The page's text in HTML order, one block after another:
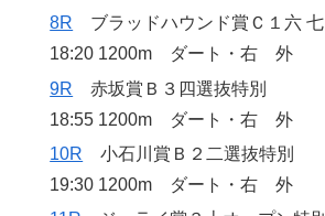
8R ブラッドハウンド賞Ｃ１六 七
18:20 1200m ダート・右 外
9R 赤坂賞Ｂ３四選抜特別
18:55 1200m ダート・右 外
10R 小石川賞Ｂ２二選抜特別
19:30 1200m ダート・右 外